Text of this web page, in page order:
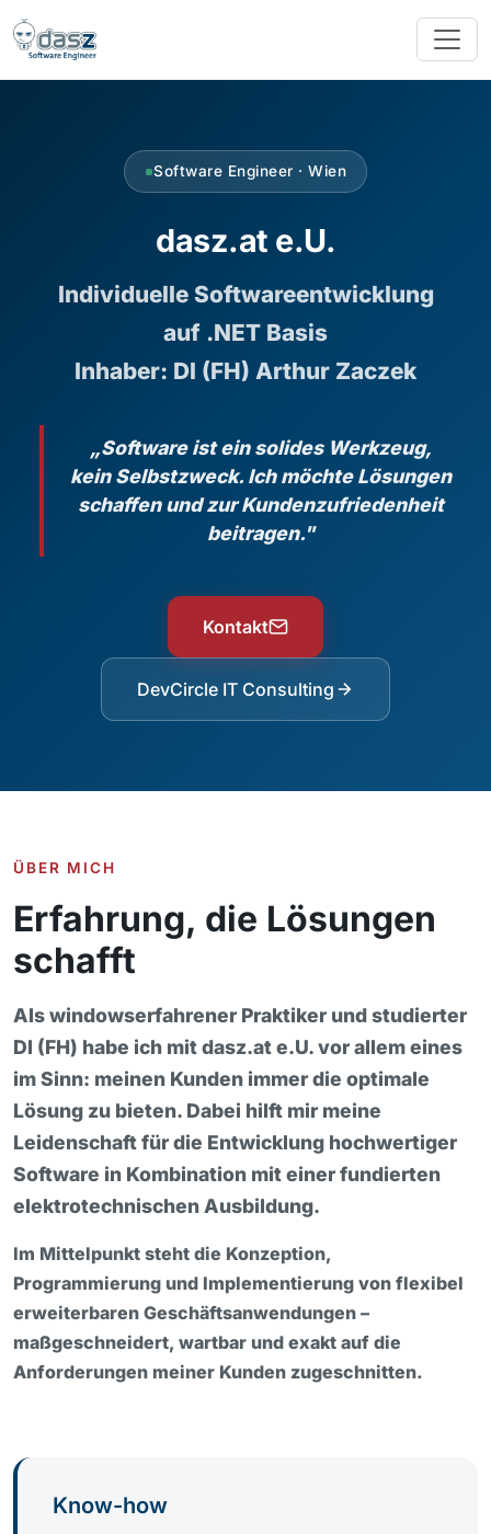
Software Engineer · Wien
dasz.at e.U.
Individuelle Softwareentwicklung
auf .NET Basis
Inhaber: DI (FH) Arthur Zaczek
„Software ist ein solides Werkzeug,
kein Selbstzweck. Ich möchte Lösungen
schaffen und zur Kundenzufriedenheit
beitragen."
Kontakt
DevCircle IT Consulting
ÜBER MICH
Erfahrung, die Lösungen
schafft
Als windowserfahrener Praktiker und studierter
DI (FH) habe ich mit dasz.at e.U. vor allem eines
im Sinn: meinen Kunden immer die optimale
Lösung zu bieten. Dabei hilft mir meine
Leidenschaft für die Entwicklung hochwertiger
Software in Kombination mit einer fundierten
elektrotechnischen Ausbildung.
Im Mittelpunkt steht die Konzeption,
Programmierung und Implementierung von flexibel
erweiterbaren Geschäftsanwendungen –
maßgeschneidert, wartbar und exakt auf die
Anforderungen meiner Kunden zugeschnitten.
Know-how